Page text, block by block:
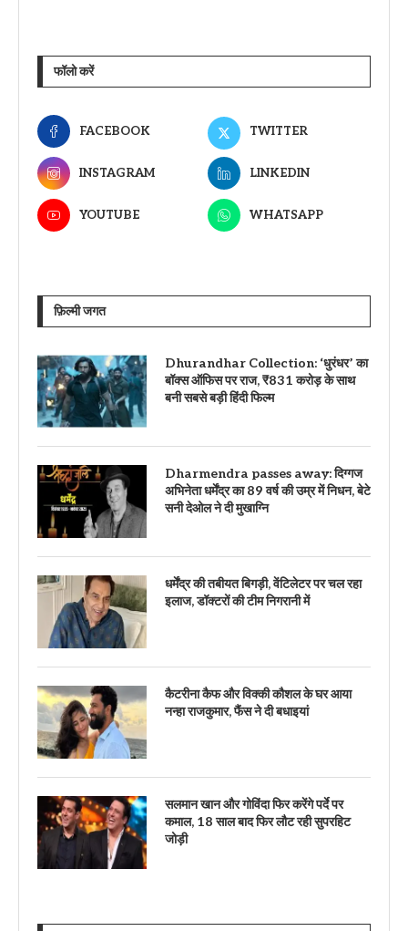
फॉलो करें
FACEBOOK TWITTER
INSTAGRAM LINKEDIN
YOUTUBE WHATSAPP
फ़िल्मी जगत
Dhurandhar Collection: ‘धुरंधर’ का
बॉक्स ऑफिस पर राज, ₹831 करोड़ के साथ
बनी सबसे बड़ी हिंदी फिल्म
Dharmendra passes away: दिग्गज
अभिनेता धर्मेंद्र का 89 वर्ष की उम्र में निधन, बेटे
सनी देओल ने दी मुखाग्नि
धर्मेंद्र की तबीयत बिगड़ी, वेंटिलेटर पर चल रहा
इलाज, डॉक्टरों की टीम निगरानी में
कैटरीना कैफ और विक्की कौशल के घर आया
नन्हा राजकुमार, फैंस ने दी बधाइयां
सलमान खान और गोविंदा फिर करेंगे पर्दे पर
कमाल, 18 साल बाद फिर लौट रही सुपरहिट
जोड़ी